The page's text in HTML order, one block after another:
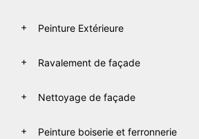
Peinture Extérieure
Ravalement de façade
Nettoyage de façade
Peinture boiserie et ferronnerie